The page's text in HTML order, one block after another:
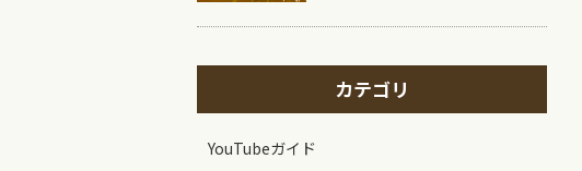
カテゴリ
YouTubeガイド